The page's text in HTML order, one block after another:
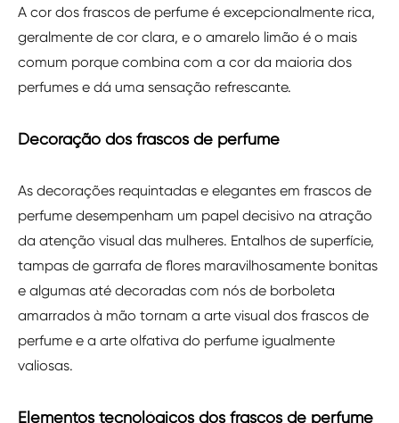
A cor dos frascos de perfume é excepcionalmente rica,
geralmente de cor clara, e o amarelo limão é o mais
comum porque combina com a cor da maioria dos
perfumes e dá uma sensação refrescante.
Decoração dos frascos de perfume
As decorações requintadas e elegantes em frascos de
perfume desempenham um papel decisivo na atração
da atenção visual das mulheres. Entalhos de superfície,
tampas de garrafa de flores maravilhosamente bonitas
e algumas até decoradas com nós de borboleta
amarrados à mão tornam a arte visual dos frascos de
perfume e a arte olfativa do perfume igualmente
valiosas.
Elementos tecnológicos dos frascos de perfume